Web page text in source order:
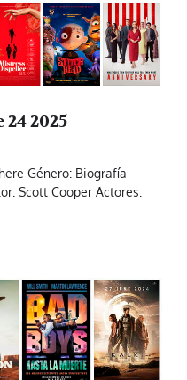
2025
Género: Biografía
Scott Cooper Actores: